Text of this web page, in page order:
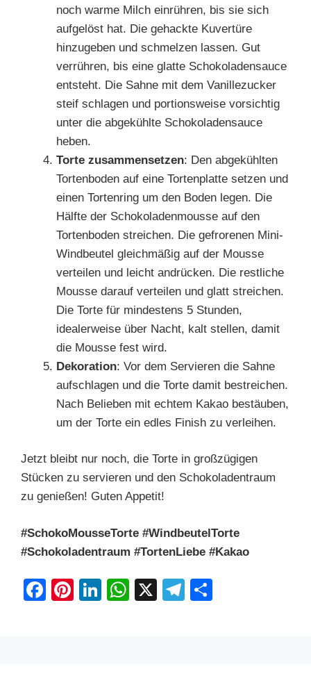
noch warme Milch einrühren, bis sie sich
aufgelöst hat. Die gehackte Kuvertüre
hinzugeben und schmelzen lassen. Gut
verrühren, bis eine glatte Schokoladensauce
entsteht. Die Sahne mit dem Vanillezucker
steif schlagen und portionsweise vorsichtig
unter die abgekühlte Schokoladensauce
heben.
Torte zusammensetzen: Den abgekühlten
Tortenboden auf eine Tortenplatte setzen und
einen Tortenring um den Boden legen. Die
Hälfte der Schokoladenmousse auf den
Tortenboden streichen. Die gefrorenen Mini-
Windbeutel gleichmäßig auf der Mousse
verteilen und leicht andrücken. Die restliche
Mousse darauf verteilen und glatt streichen.
Die Torte für mindestens 5 Stunden,
idealerweise über Nacht, kalt stellen, damit
die Mousse fest wird.
Dekoration: Vor dem Servieren die Sahne
aufschlagen und die Torte damit bestreichen.
Nach Belieben mit echtem Kakao bestäuben,
um der Torte ein edles Finish zu verleihen.
Jetzt bleibt nur noch, die Torte in großzügigen
Stücken zu servieren und den Schokoladentraum
zu genießen! Guten Appetit!
#SchokoMousseTorte #WindbeutelTorte
#Schokoladentraum #TortenLiebe #Kakao
F
Pi
Li
W
X
T